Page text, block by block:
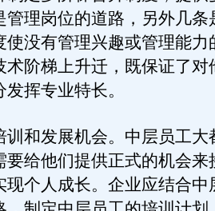
管理岗位的道路，另外几条
使没有管理兴趣或管理能力
术阶梯上升迁，既保证了对
挥专业特长。
和发展机会。中层员工大
要给他们提供正式的机会来
现个人成长。企业应结合中